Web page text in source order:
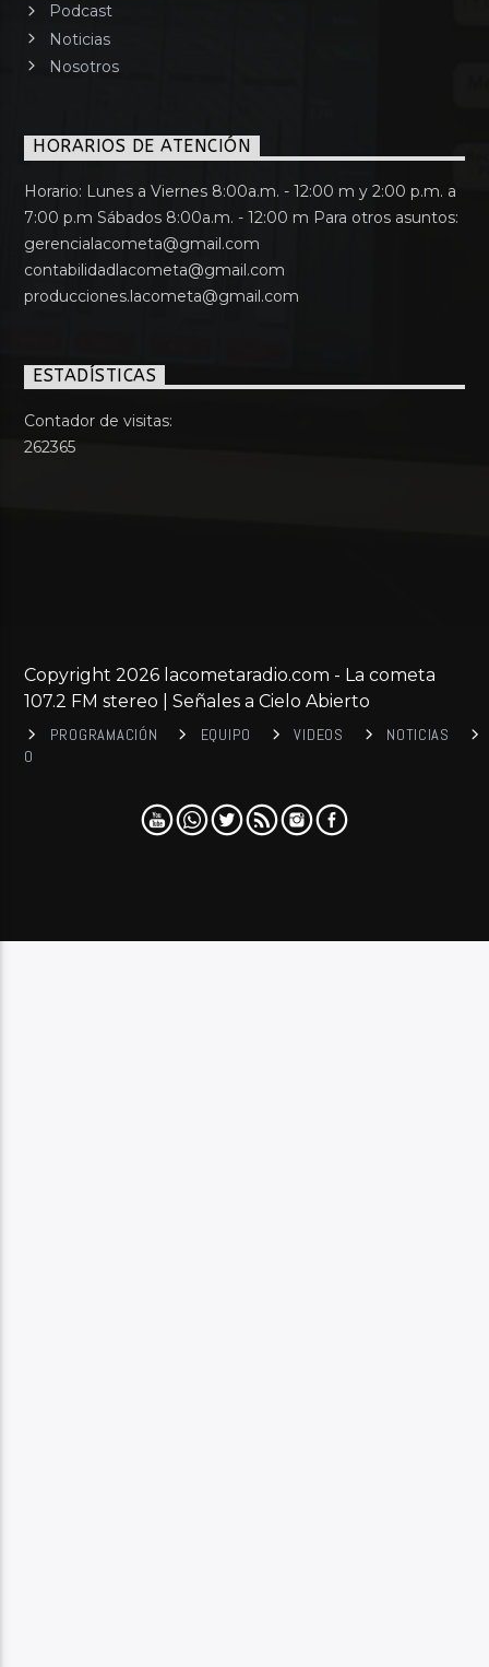
Podcast
Noticias
Nosotros
HORARIOS DE ATENCIÓN
Horario: Lunes a Viernes 8:00a.m. - 12:00 m y 2:00 p.m. a
7:00 p.m Sábados 8:00a.m. - 12:00 m Para otros asuntos:
gerencialacometa@gmail.com
contabilidadlacometa@gmail.com
producciones.lacometa@gmail.com
ESTADÍSTICAS
Contador de visitas:
262365
Copyright 2026 lacometaradio.com - La cometa
107.2 FM stereo | Señales a Cielo Abierto
PROGRAMACIÓN EQUIPO VIDEOS
NOTICIAS
0